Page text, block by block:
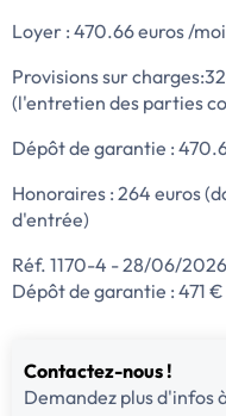
Loyer : 470.66 euros /
Provisions sur
(l'entretien des parties
Dépôt de garantie :
Honoraires : 264 euros
d'entrée)
Réf. 1170-4 - 28/06/2026
Dépôt de garantie : 471 €
Contactez-nous !
Demandez plus d'infos